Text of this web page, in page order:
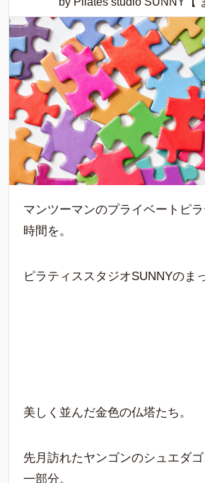
マンツーマンのプライベートピ
時間を。
ピラティススタジオSUNNYのま
美しく並んだ金色の仏塔たち。
先月訪れたヤンゴンのシュエダ
一部分。